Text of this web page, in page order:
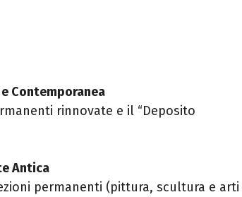
Contemporanea
rinnovate e il “Deposito
Antica
permanenti (pittura, scultura e arti